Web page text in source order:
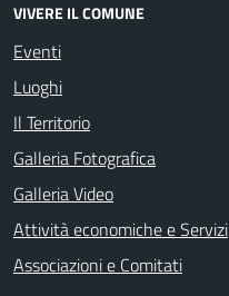
VIVERE IL COMUNE
Eventi
Luoghi
Il Territorio
Galleria Fotografica
Galleria Video
Attività economiche e Servizi
Associazioni e Comitati